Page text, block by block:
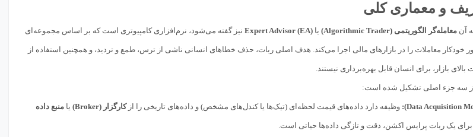
و معماری کلی
آنمعامله‌گر الگوریتمی (Algorithmic Trader) یاExpert Advisor (EA) نیز گفته می‌شود، نرم‌افزاری کامپیوتری است که بر اساس مجموعه‌ای
خودکار معاملات را در بازارهای مالی اجرا می‌کند. هدف اصلی ربات، حذف خطاهای انسانی ناشی از ترس، طمع و تردید، و همچنین استفاده از
بازار، برای انسان قابل بهره‌برداری نیستند.
از سه جزء اصلی تشکیل شده است:
وظیفه دارد داده‌های قیمت لحظه‌ای (تیک‌ها یا کندل‌های مشخص) و داده‌های تاریخی را ازکارگزار (Broker) یامنبع داده
برای یک ربات پرایس اکشن، دقت و تازگی داده‌ها حیاتی است.